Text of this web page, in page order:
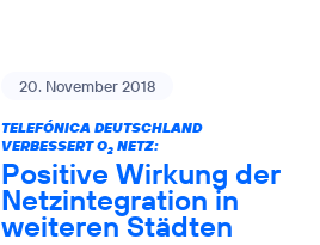
20. November 2018
TELEFÓNICA DEUTSCHLAND
VERBESSERT O2NETZ:
Positive Wirkung der
Netzintegration in
weiteren Städten